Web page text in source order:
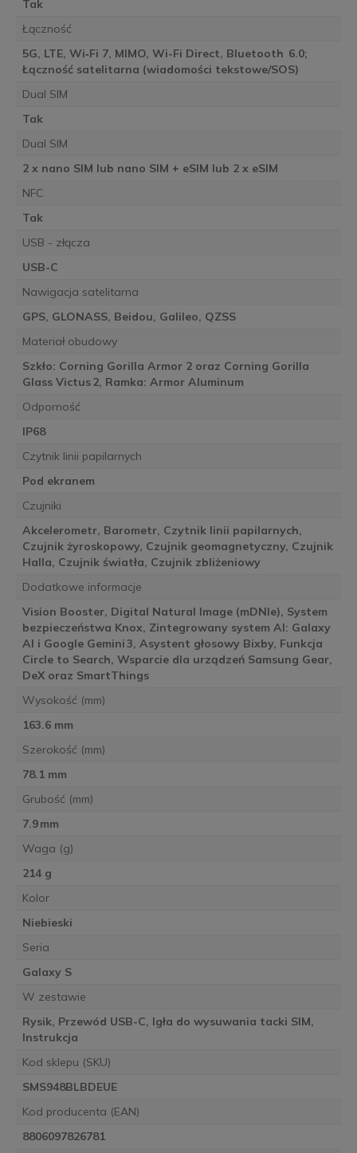
Tak
Łączność
5G, LTE, Wi‑Fi 7, MIMO, Wi-Fi Direct, Bluetooth 6.0;
Łączność satelitarna (wiadomości tekstowe/SOS)
Dual SIM
Tak
Dual SIM
2 x nano SIM lub nano SIM + eSIM lub 2 x eSIM
NFC
Tak
USB - złącza
USB-C
Nawigacja satelitarna
GPS, GLONASS, Beidou, Galileo, QZSS
Materiał obudowy
Szkło: Corning Gorilla Armor 2 oraz Corning Gorilla
Glass Victus 2, Ramka: Armor Aluminum
Odporność
IP68
Czytnik linii papilarnych
Pod ekranem
Czujniki
Akcelerometr, Barometr, Czytnik linii papilarnych,
Czujnik żyroskopowy, Czujnik geomagnetyczny, Czujnik
Halla, Czujnik światła, Czujnik zbliżeniowy
Dodatkowe informacje
Vision Booster, Digital Natural Image (mDNIe), System
bezpieczeństwa Knox, Zintegrowany system AI: Galaxy
AI i Google Gemini 3, Asystent głosowy Bixby, Funkcja
Circle to Search, Wsparcie dla urządzeń Samsung Gear,
DeX oraz SmartThings
Wysokość (mm)
163.6 mm
Szerokość (mm)
78.1 mm
Grubość (mm)
7.9 mm
Waga (g)
214 g
Kolor
Niebieski
Seria
Galaxy S
W zestawie
Rysik, Przewód USB-C, Igła do wysuwania tacki SIM,
Instrukcja
Kod sklepu (SKU)
SMS948BLBDEUE
Kod producenta (EAN)
8806097826781